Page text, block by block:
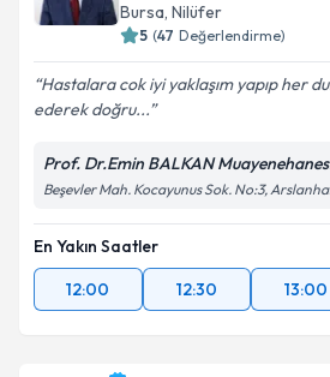
Bursa, Nilüfer
5 (47 Değerlendirme)
Hastalara cok iyi yaklaşım yapıp her
ederek doğru...
Prof. Dr.Emin BALKAN
Beşevler Mah. Kocayunus Sok. No:3,
En Yakın Saatler
12:00
12:30 13:00